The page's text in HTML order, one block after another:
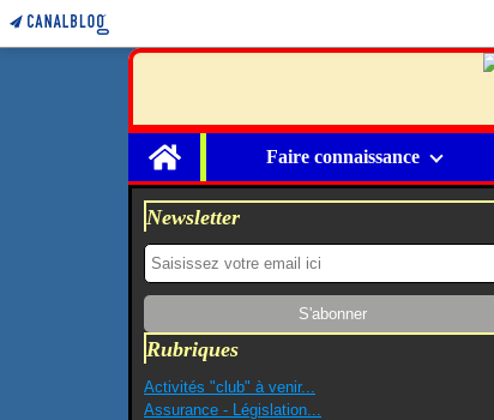
Home
Faire connaissance
Newsletter
Rubriques
Activités "club" à venir...
Assurance - Législation...